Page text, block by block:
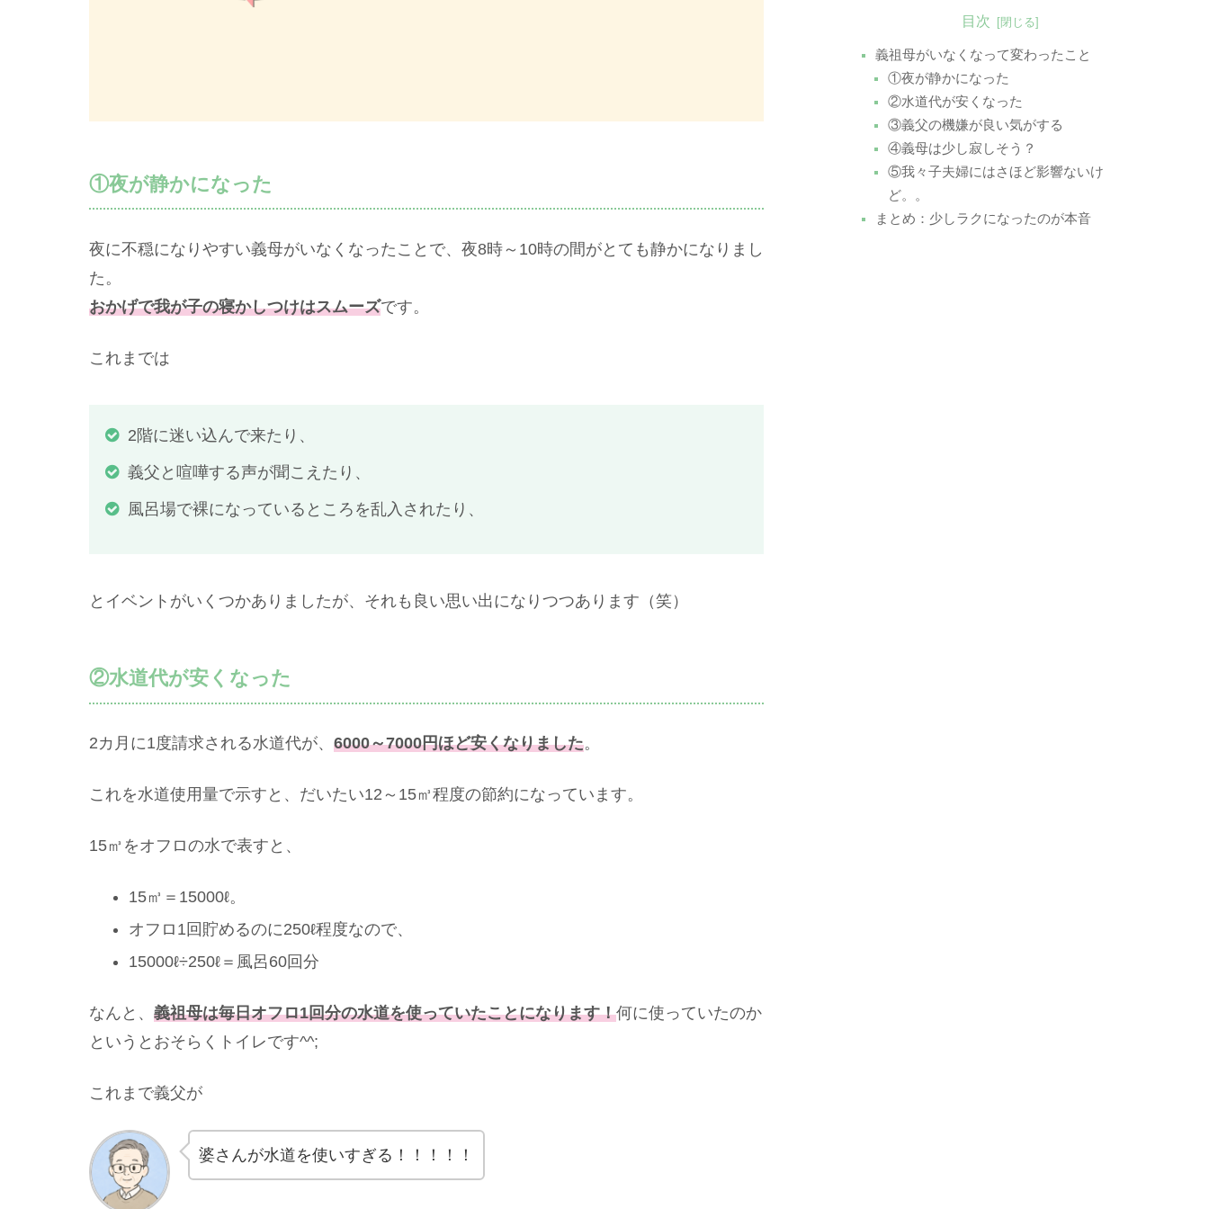
①夜が静かになった
夜に不穏になりやすい義母がいなくなったことで、夜8時～10時の間がとても静かになりまし
た。
おかげで我が子の寝かしつけはスムーズです。
これまでは
2階に迷い込んで来たり、
義父と喧嘩する声が聞こえたり、
風呂場で裸になっているところを乱入されたり、
とイベントがいくつかありましたが、それも良い思い出になりつつあります（笑）
②水道代が安くなった
2カ月に1度請求される水道代が、 6000～7000円ほど安くなりました。
これを水道使用量で示すと、だいたい12～15㎥程度の節約になっています。
15㎥をオフロの水で表すと、
15㎥＝15000ℓ。
オフロ1回貯めるのに250ℓ程度なので、
15000ℓ÷250ℓ＝風呂60回分
なんと、 義祖母は毎日オフロ1回分の水道を使っていたことになります！何に使っていたのか
というとおそらくトイレです^^;
これまで義父が
婆さんが水道を使いすぎる！！！！！
目次
義祖母がいなくなって変わったこと
①夜が静かになった
②水道代が安くなった
③義父の機嫌が良い気がする
④義母は少し寂しそう？
⑤我々子夫婦にはさほど影響ないけ
ど。。
まとめ：少しラクになったのが本音